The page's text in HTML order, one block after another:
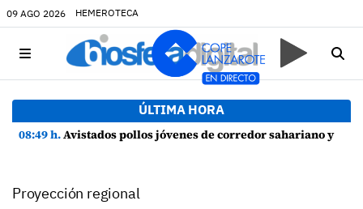
09 AGO 2026 HEMEROTECA
ÚLTIMA HORA
08:49 h.Avistados pollos jóvenes de corredor sahariano y episodios de cortejo de hubara cerca del rally de Lanzarote
Proyección regional